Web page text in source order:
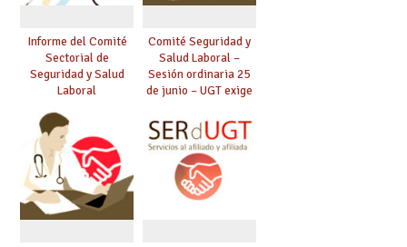
Informe del Comité
Sectorial de
Seguridad y Salud
Laboral
Comité Seguridad y
Salud Laboral –
Sesión ordinaria 25
de junio – UGT exige
climatización de las
aulas